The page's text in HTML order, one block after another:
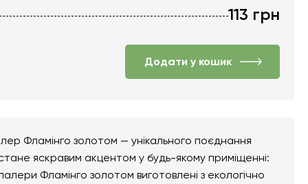
113 грн
Додати у кошик
Фламінго золотом — унікального поєднання
яскравим акцентом у будь-якому приміщенні:
Фламінго золотом виготовлені з екологічно